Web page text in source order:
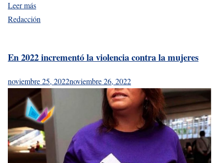
Leer más
Redacción
En 2022 incrementó la violencia contra la mujeres
noviembre 25, 2022noviembre 26, 2022